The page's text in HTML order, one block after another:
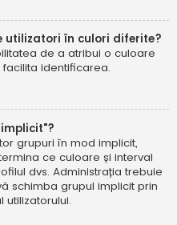
utilizatori în culori diferite?
de a atribui o culoare
identificarea.
grupuri în mod implicit,
ce culoare și interval
dvs. Administrația trebuie
schimba grupul implicit prin
utilizatorului.